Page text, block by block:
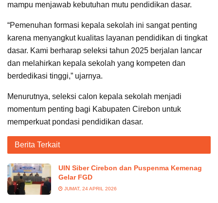
mampu menjawab kebutuhan mutu pendidikan dasar.
“Pemenuhan formasi kepala sekolah ini sangat penting
karena menyangkut kualitas layanan pendidikan di tingkat
dasar. Kami berharap seleksi tahun 2025 berjalan lancar
dan melahirkan kepala sekolah yang kompeten dan
berdedikasi tinggi,” ujarnya.
Menurutnya, seleksi calon kepala sekolah menjadi
momentum penting bagi Kabupaten Cirebon untuk
memperkuat pondasi pendidikan dasar.
Berita Terkait
UIN Siber Cirebon dan Puspenma Kemenag
Gelar FGD
JUMAT, 24 APRIL 2026